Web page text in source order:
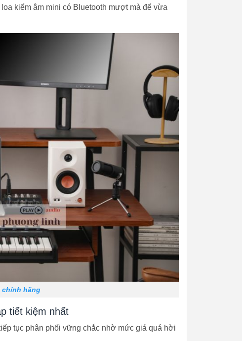
kiểm âm mini có Bluetooth mượt mà để vừa
chính hãng
tiết kiệm nhất
tục phân phối vững chắc nhờ mức giá quá hời